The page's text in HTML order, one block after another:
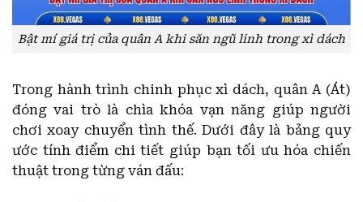
Bật mí giá trị của quân A khi săn ngũ linh trong xì dách
Trong hành trình chinh phục xì dách, quân A (Át)
đóng vai trò là chìa khóa vạn năng giúp người
chơi xoay chuyển tình thế. Dưới đây là bảng quy
ước tính điểm chi tiết giúp bạn tối ưu hóa chiến
thuật trong từng ván đấu: